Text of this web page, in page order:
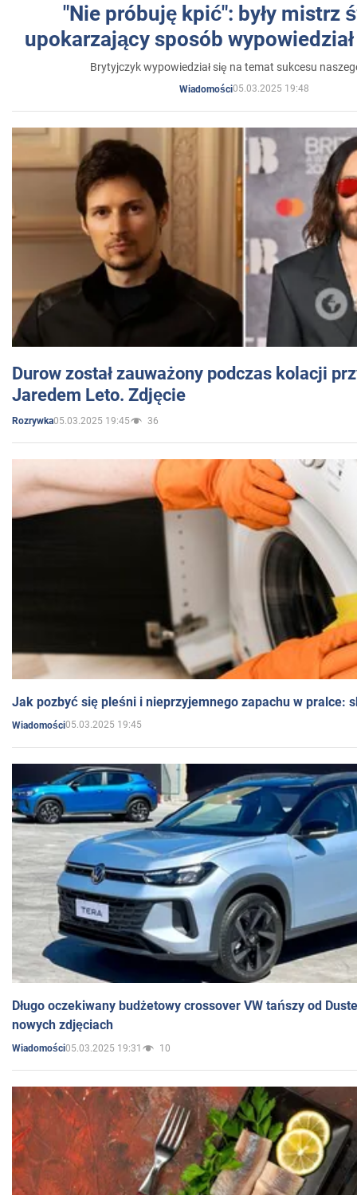
"Nie próbuję kpić": były mistrz
upokarzający sposób
Brytyjczyk wypowiedział się na temat sukcesu
Wiadomości05.03.2025 19:48
Durow został zauważony podczas kolacji
Jaredem Leto. Zdjęcie
Rozrywka05.03.2025 19:45 36
Jak pozbyć się pleśni i nieprzyjemnego zapachu w pralce:
Wiadomości05.03.2025 19:45
Długo oczekiwany budżetowy crossover VW tańszy od
nowych zdjęciach
Wiadomości05.03.2025 19:31 10